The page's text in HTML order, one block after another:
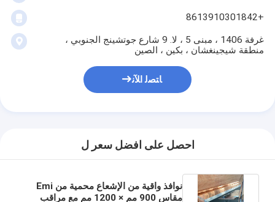
+8613910301842
غرفة 1406 ، مبنى 5 ، لا. 9 شارع جوتشينج الجنوبي ،
منطقة شيجينغشان ، بكين ، الصين
ﺎﺘﺼﻟ ﺍﻶﻧ
احصل على افضل سعر ل
نوافذ واقية من الإشعاع محمية من Emi
مقاس 900 مم × 1200 مم مع مراقب